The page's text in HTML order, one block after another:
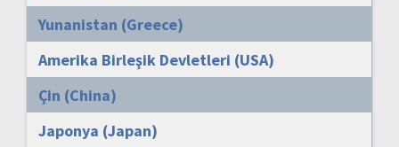
Yunanistan (Greece)
Amerika Birleşik Devletleri (USA)
Çin (China)
Japonya (Japan)